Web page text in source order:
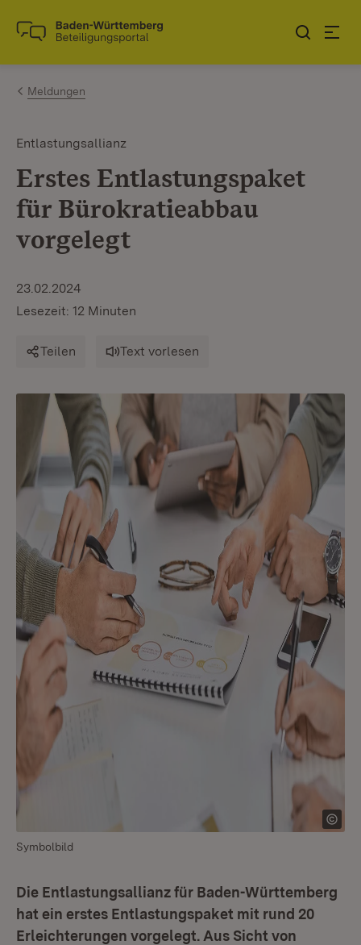
Zum Inhalt springen
Link zur Startseite
Meldungen
Entlastungsallianz
Erstes Entlastungspaket
für Bürokratieabbau
vorgelegt
23.02.2024
Lesezeit: 12 Minuten
Teilen Text vorlesen
Symbolbild
Die Entlastungsallianz für Baden-Württemberg
hat ein erstes Entlastungspaket mit rund 20
Erleichterungen vorgelegt. Aus Sicht von